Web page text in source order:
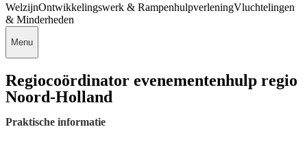
WelzijnOntwikkelingswerk & RampenhulpverleningVluchtelingen
& Minderheden
Menu
Regiocoördinator evenementenhulp regio
Noord-Holland
Praktische informatie